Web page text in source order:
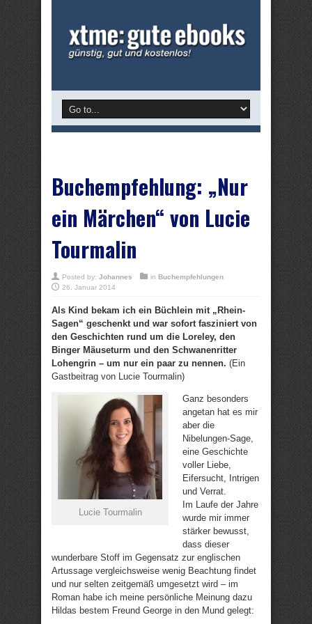
Buchempfehlung: „Nur
ein Märchen“ von Lucie
Tourmalin
Posted by: Johannes in Buchempfehlungen
26. Januar 2014
Als Kind bekam ich ein Büchlein mit „Rhein-
Sagen“ geschenkt und war sofort fasziniert von
den Geschichten rund um die Loreley, den
Binger Mäuseturm und den Schwanenritter
Lohengrin – um nur ein paar zu nennen. (Ein
Gastbeitrag von Lucie Tourmalin)
Lucie Tourmalin
Ganz besonders
angetan hat es mir
aber die
Nibelungen-Sage,
eine Geschichte
voller Liebe,
Eifersucht, Intrigen
und Verrat.
Im Laufe der Jahre
wurde mir immer
stärker bewusst,
dass dieser
wunderbare Stoff im Gegensatz zur englischen
Artussage vergleichsweise wenig Beachtung findet
und nur selten zeitgemäß umgesetzt wird – im
Roman habe ich meine persönliche Meinung dazu
Hildas bestem Freund George in den Mund gelegt: